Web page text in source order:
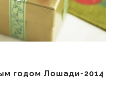
годом Лошади-2014